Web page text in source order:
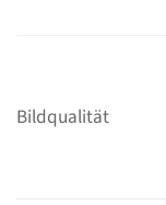
Bildqualität